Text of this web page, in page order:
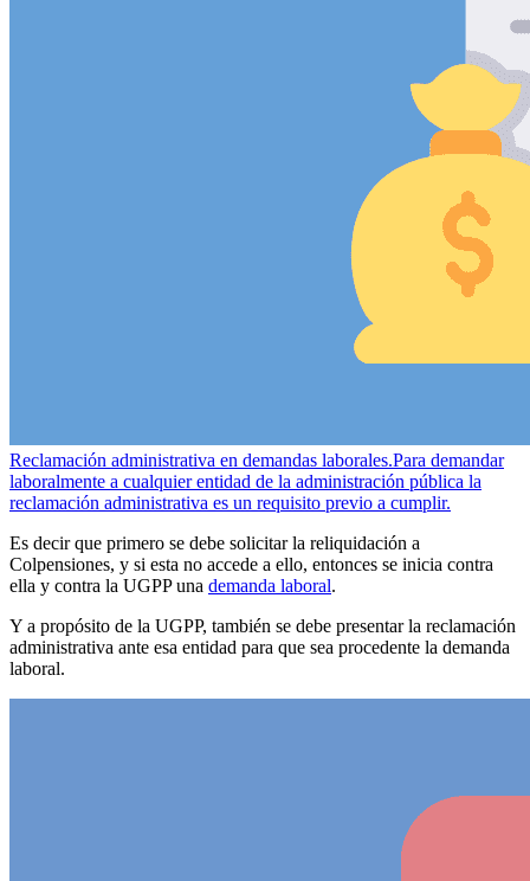
Reclamación administrativa en demandas laborales.Para demandar
laboralmente a cualquier entidad de la administración pública la
reclamación administrativa es un requisito previo a cumplir.
Es decir que primero se debe solicitar la reliquidación a
Colpensiones, y si esta no accede a ello, entonces se inicia contra
ella y contra la UGPP una demanda laboral.
Y a propósito de la UGPP, también se debe presentar la reclamación
administrativa ante esa entidad para que sea procedente la demanda
laboral.